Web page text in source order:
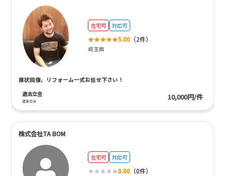
在宅可 対応可
5.00 （2件）
埼玉県
原状回復、リフォーム一式お任せ下さい！
退去立会
退去立会 10,000円/件
株式会社TA BOM
在宅可 対応可
0.00 （0件）